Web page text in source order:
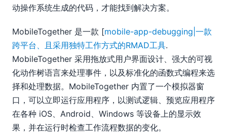
动操作系统生成的代码，才能找到解决方案。
MobileTogether 是一款 [mobile-app-debugging|一款
跨平台、且采用独特工作方式的RMAD工具.
MobileTogether 采用拖放式用户界面设计、强大的可视
化动作树语言来处理事件，以及标准化的函数式编程来选
择和处理数据。MobileTogether 内置了一个模拟器窗
口，可以立即运行应用程序，以测试逻辑、预览应用程序
在各种 iOS、Android、Windows 等设备上的显示效
果，并在运行时检查工作流程数据的变化。